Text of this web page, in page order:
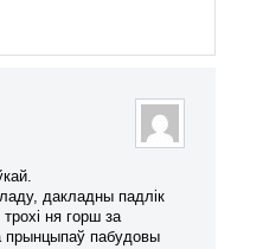
дакладны падлік
ня горш за
прынцыпаў пабудовы